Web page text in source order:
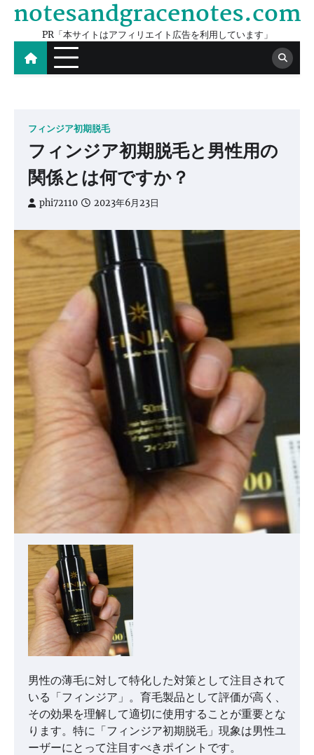
Skip
content
notesandgracenotes.com
PR「本サイトはアフィリエイト広告を利用しています」
フィンジア初期脱毛
フィンジア初期脱毛と男性用の
関係とは何ですか？
phi72110 2023年6月23日
男性の薄毛に対して特化した対策として注目されて
いる「フィンジア」。育毛製品として評価が高く、
その効果を理解して適切に使用することが重要とな
ります。特に「フィンジア初期脱毛」現象は男性ユ
ーザーにとって注目すべきポイントです。